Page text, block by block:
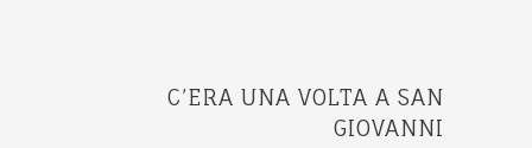
C’ERA UNA VOLTA A SAN
GIOVANNI